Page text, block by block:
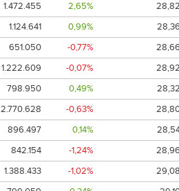
1.472.455 2,65%
1.124.641 0,99%
651.050 -0,77%
1.222.609 -0,07%
798.950 0,49%
2.770.628 -0,63%
896.497 0,14%
842.154 -1,24%
1.388.433 -1,02%